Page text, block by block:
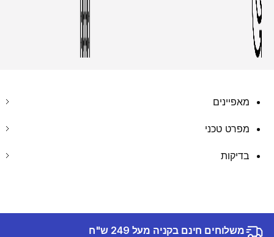
מאפיינים
מפרט טכני
בדיקות
משלוחים חינם בקניה מעל 249 ש"ח